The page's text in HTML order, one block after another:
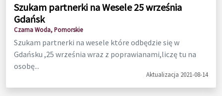
Szukam partnerki na Wesele 25 września
Gdańsk
Czarna Woda, Pomorskie
Szukam partnerki na wesele które odbędzie się w
Gdańsku ,25 września wraz z poprawianami,liczę tu na
osobę...
Aktualizacja 2021-08-14